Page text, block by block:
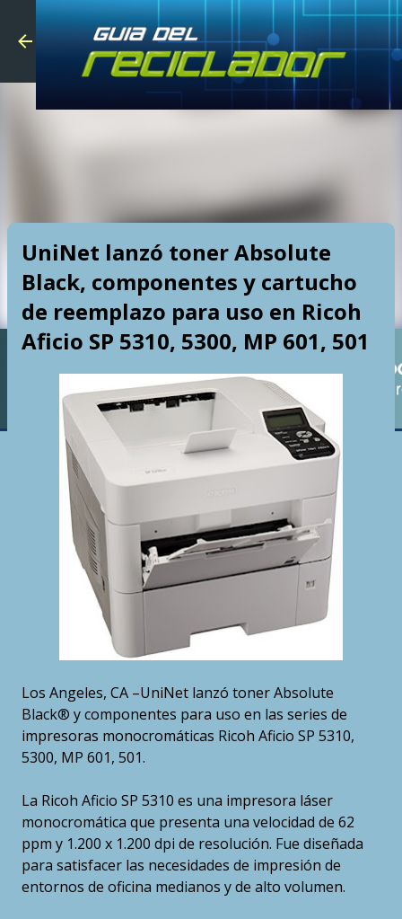
Skip to
UniNet lanzó toner Absolute
Black, componentes y cartucho
de reemplazo para uso en Ricoh
Aficio SP 5310, 5300, MP 601, 501
Los Angeles, CA –UniNet lanzó toner Absolute
Black® y componentes para uso en las series de
impresoras monocromáticas Ricoh Aficio SP 5310,
5300, MP 601, 501.
La Ricoh Aficio SP 5310 es una impresora láser
monocromática que presenta una velocidad de 62
ppm y 1.200 x 1.200 dpi de resolución. Fue diseñada
para satisfacer las necesidades de impresión de
entornos de oficina medianos y de alto volumen.